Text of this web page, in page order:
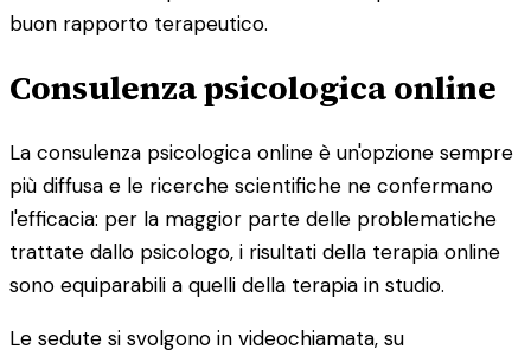
buon rapporto terapeutico.
Consulenza psicologica online
La consulenza psicologica online è un'opzione sempre
più diffusa e le ricerche scientifiche ne confermano
l'efficacia: per la maggior parte delle problematiche
trattate dallo psicologo, i risultati della terapia online
sono equiparabili a quelli della terapia in studio.
Le sedute si svolgono in videochiamata, su